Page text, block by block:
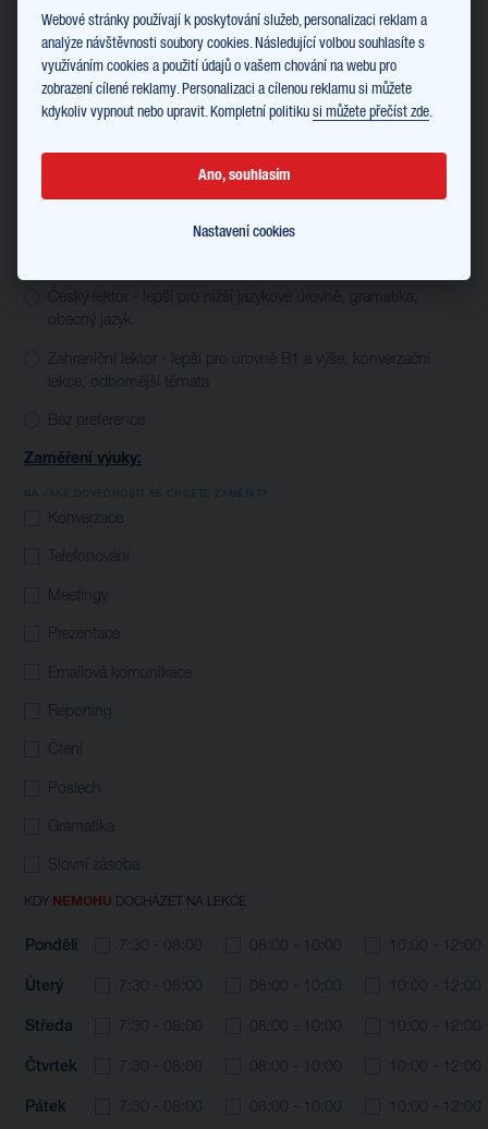
PŘEJI SI NAVŠTĚVOVAT KURZ:
Individuální - 16 x 60 minut (11 088 Kč / student)
Individuální - 16 x 90 minut (16 640 Kč / student)
Přesný počet účastníků skupinové výuky se dozvíte před konáním kurzu,
výuky. Uhrazená částka za skupinovou výuku je nevratná.
Český lektor - lepší pro nižší jazykové úrovně, gramatika,
obecný jazyk
Zahraniční lektor - lepší pro úrovně B1 a výše, konverzační
lekce, odbornější témata
Bez preference
Zaměření výuky:
NA JAKÉ DOVEDNOSTI SE CHCETE ZAMĚŘIT?
Konverzace
Telefonování
Meetingy
Prezentace
Emailová komunikace
Reporting
Čtení
Poslech
Gramatika
Slovní zásoba
KDY NEMOHU DOCHÁZET NA LEKCE
Pondělí 7:30 - 08:00 08:00 - 10:00 10:00 - 12:00
Úterý 7:30 - 08:00 08:00 - 10:00 10:00 - 12:00
Středa 7:30 - 08:00 08:00 - 10:00 10:00 - 12:00
Čtvrtek 7:30 - 08:00 08:00 - 10:00 10:00 - 12:00
Pátek 7:30 - 08:00 08:00 - 10:00 10:00 - 12:00
Webové stránky používají k poskytování služeb, personalizaci reklam a
analýze návštěvnosti soubory cookies. Následující volbou souhlasíte s
využíváním cookies a použití údajů o vašem chování na webu pro
zobrazení cílené reklamy. Personalizaci a cílenou reklamu si můžete
kdykoliv vypnout nebo upravit. Kompletní politikusi můžete přečíst zde
Ano, souhlasím
Nastavení cookies